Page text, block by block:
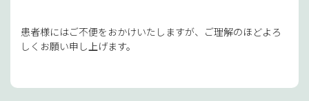
患者様にはご不便をおかけいたしますが、ご理解のほどよろ
しくお願い申し上げます。